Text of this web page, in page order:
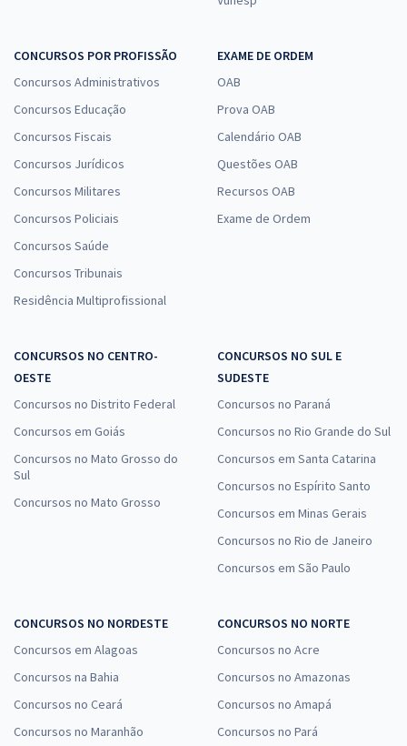
CONCURSOS POR PROFISSÃO
Concursos Administrativos
Concursos Educação
Concursos Fiscais
Concursos Jurídicos
Concursos Militares
Concursos Policiais
Concursos Saúde
Concursos Tribunais
Residência Multiprofissional
EXAME DE ORDEM
OAB
Prova OAB
Calendário OAB
Questões OAB
Recursos OAB
Exame de Ordem
CONCURSOS NO CENTRO-
OESTE
Concursos no Distrito Federal
Concursos em Goiás
Concursos no Mato Grosso do
Sul
Concursos no Mato Grosso
CONCURSOS NO SUL E
SUDESTE
Concursos no Paraná
Concursos no Rio Grande do Sul
Concursos em Santa Catarina
Concursos no Espírito Santo
Concursos em Minas Gerais
Concursos no Rio de Janeiro
Concursos em São Paulo
CONCURSOS NO NORDESTE
Concursos em Alagoas
Concursos na Bahia
Concursos no Ceará
Concursos no Maranhão
CONCURSOS NO NORTE
Concursos no Acre
Concursos no Amazonas
Concursos no Amapá
Concursos no Pará